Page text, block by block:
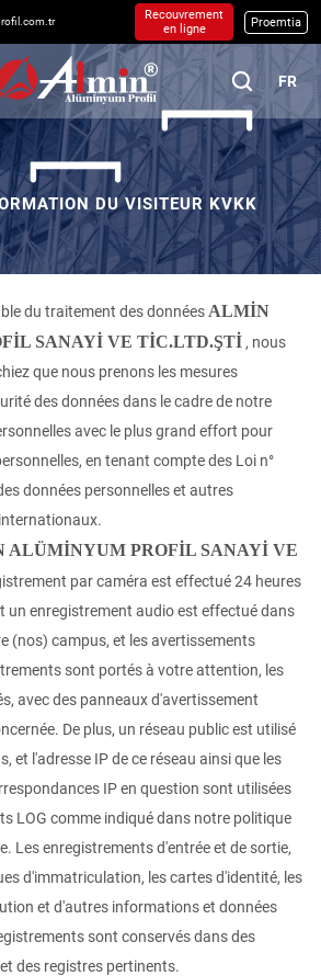
Recouvrement
en ligne
Proemtia
FR
DU VISITEUR KVKK
du traitement des données ALMİN
SANAYİ VE TİC.LTD.ŞTİ , nous
que nous prenons les mesures
des données dans le cadre de notre
avec le plus grand effort pour
en tenant compte des Loi n°
données personnelles et autres
ALÜMİNYUM PROFİL SANAYİ VE
par caméra est effectué 24 heures
un enregistrement audio est effectué dans
(nos) campus, et les avertissements
sont portés à votre attention, les
avec des panneaux d'avertissement
De plus, un réseau public est utilisé
et l'adresse IP de ce réseau ainsi que les
IP en question sont utilisées
LOG comme indiqué dans notre politique
Les enregistrements d'entrée et de sortie,
d'immatriculation, les cartes d'identité, les
et d'autres informations et données
sont conservés dans des
des registres pertinents.